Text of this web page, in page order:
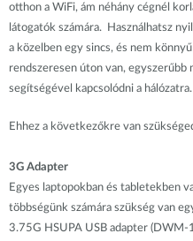
otthon a WiFi, ám néhány cégnél
látogatók számára. Használhatsz
a közelben egy sincs, és nem
rendszeresen úton van,
segítségével kapcsolódni a hálózatra.
Ehhez a következőkre van
3G Adapter
Egyes laptopokban és tabletekben
többségünk számára szükség van
3.75G HSUPA USB adapter